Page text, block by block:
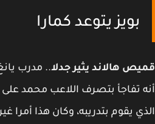
بويز يتوعد كمارا
هالاند يثير جدلا.. مدرب يانغ
تفاجأ بتصرف اللاعب محمد على
يقوم بتدريبه، وكان هذا أمرا